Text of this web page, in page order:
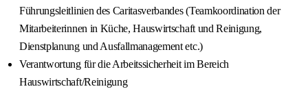
Führungsleitlinien des Caritasverbandes (Teamkoordination der
Mitarbeiterinnen in Küche, Hauswirtschaft und Reinigung,
Dienstplanung und Ausfallmanagement etc.)
Verantwortung für die Arbeitssicherheit im Bereich
Hauswirtschaft/Reinigung